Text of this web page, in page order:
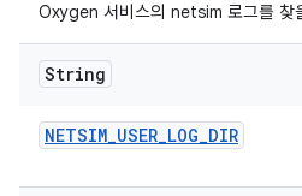
Oxygen 서비스의 netsim 로그를 찾
String
NETSIM_USER_LOG_DIR